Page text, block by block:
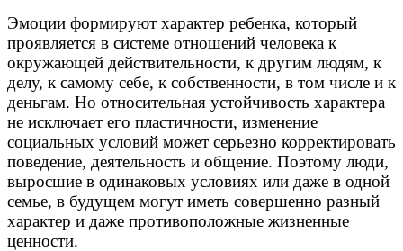
Эмоции формируют характер ребенка, который
проявляется в системе отношений человека к
окружающей действительности, к другим людям, к
делу, к самому себе, к собственности, в том числе и к
деньгам. Но относительная устойчивость характера
не исключает его пластичности, изменение
социальных условий может серьезно корректировать
поведение, деятельность и общение. Поэтому люди,
выросшие в одинаковых условиях или даже в одной
семье, в будущем могут иметь совершенно разный
характер и даже противоположные жизненные
ценности.